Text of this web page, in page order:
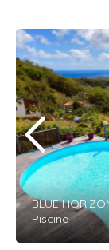
BLUE
Piscine